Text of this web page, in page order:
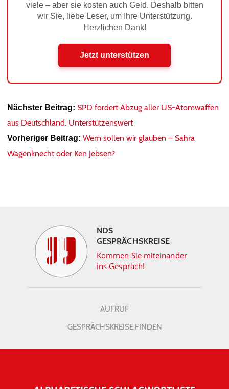
viele – aber sie kosten auch Geld. Deshalb bitten
wir Sie, liebe Leser, um Ihre Unterstützung.
Herzlichen Dank!
Jetzt unterstützen
Nächster Beitrag: SPD fordert Abzug aller US-Atomwaffen
aus Deutschland. Unterstützenswert
Vorheriger Beitrag: Wem sollen wir glauben – Sahra
Wagenknecht oder Ken Jebsen?
NDS
GESPRÄCHSKREISE
Kommen Sie miteinander
ins Gespräch!
AUFRUF
GESPRÄCHSKREISE FINDEN